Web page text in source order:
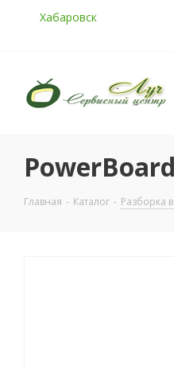
Хабаровск
Главная - Каталог - Разборка